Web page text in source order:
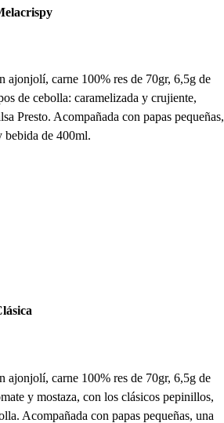
ajonjolí, carne 100% res de 70gr, 6,5g de
de cebolla: caramelizada y crujiente,
Presto. Acompañada con papas pequeñas,
bebida de 400ml.
ajonjolí, carne 100% res de 70gr, 6,5g de
y mostaza, con los clásicos pepinillos,
Acompañada con papas pequeñas, una